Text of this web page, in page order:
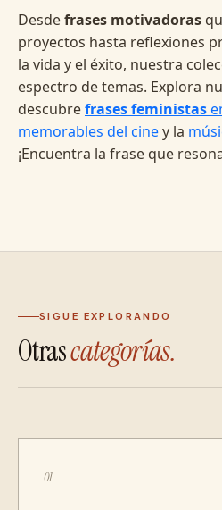
Desdefrases motivadoras
proyectos hasta reflexiones
la vida y el éxito, nuestra
espectro de temas. Explora
descubrefrases feministas
memorables del ciney la
¡Encuentra la frase que
SIGUE EXPLORANDO
Otrascategorías.
01